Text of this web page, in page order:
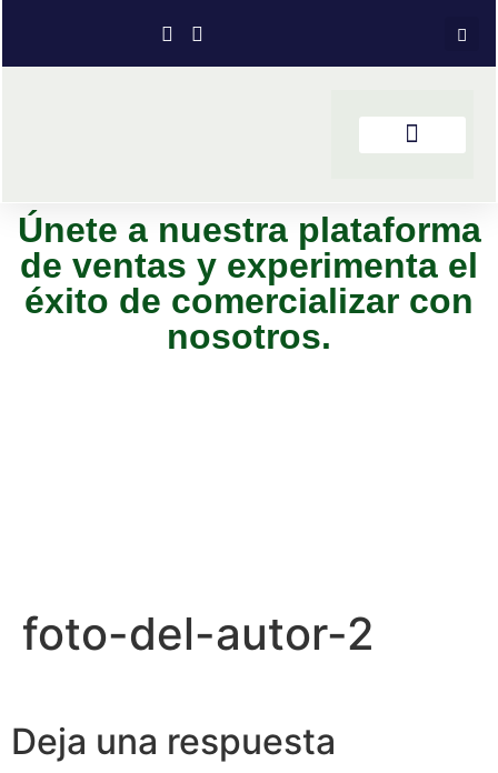
Únete a nuestra plataforma
de ventas y experimenta el
éxito de comercializar con
nosotros.
foto-del-autor-2
Deja una respuesta